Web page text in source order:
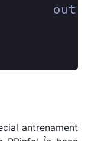
antrenament